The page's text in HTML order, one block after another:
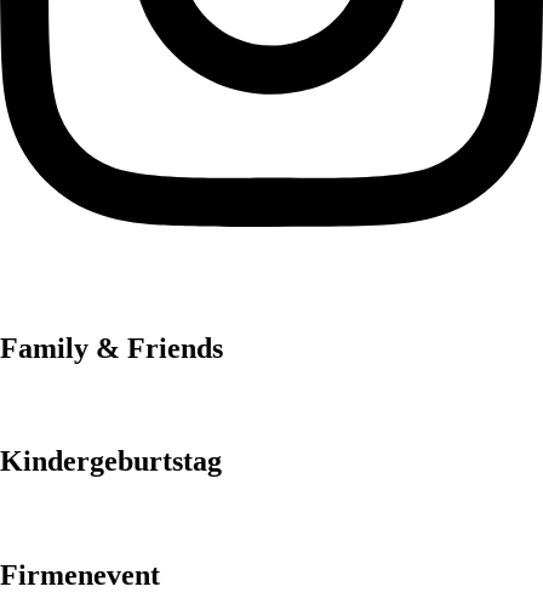
Family & Friends
Kindergeburtstag
Firmenevent